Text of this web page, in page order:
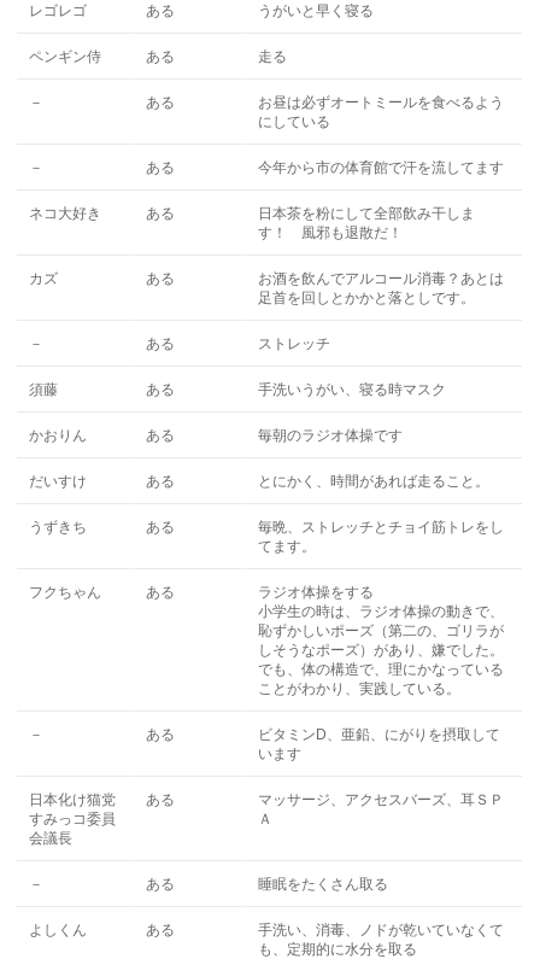
レゴレゴ ある うがいと早く寝る
ペンギン侍 ある 走る
－ ある
お昼は必ずオートミールを食べるよう
にしている
－ ある 今年から市の体育館で汗を流してます
ネコ大好き ある
日本茶を粉にして全部飲み干しま
す！ 風邪も退散だ！
カズ ある
お酒を飲んでアルコール消毒？あとは
足首を回しとかかと落としです。
－ ある ストレッチ
須藤 ある 手洗いうがい、寝る時マスク
かおりん ある 毎朝のラジオ体操です
だいすけ ある とにかく、時間があれば走ること。
うずきち ある
毎晩、ストレッチとチョイ筋トレをし
てます。
フクちゃん ある
ラジオ体操をする
小学生の時は、ラジオ体操の動きで、
恥ずかしいポーズ（第二の、ゴリラが
しそうなポーズ）があり、嫌でした。
でも、体の構造で、理にかなっている
ことがわかり、実践している。
－ ある
ビタミンD、亜鉛、にがりを摂取して
います
日本化け猫党
すみっコ委員
会議長
ある
マッサージ、アクセスバーズ、耳ＳＰ
Ａ
－ ある 睡眠をたくさん取る
よしくん ある
手洗い、消毒、ノドが乾いていなくて
も、定期的に水分を取る